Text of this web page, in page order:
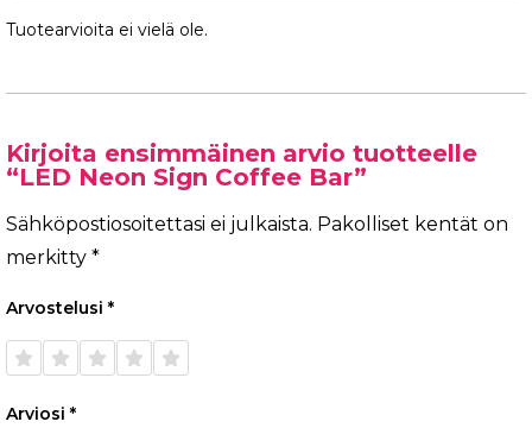
Tuotearvioita ei vielä ole.
Kirjoita ensimmäinen arvio tuotteelle
“LED Neon Sign Coffee Bar”
Sähköpostiosoitettasi ei julkaista. Pakolliset kentät on
merkitty *
Arvostelusi *
1/5
tähteä
2/5
tähteä
3/5
tähteä
4/5
tähteä
5/5
tähteä
Arviosi *